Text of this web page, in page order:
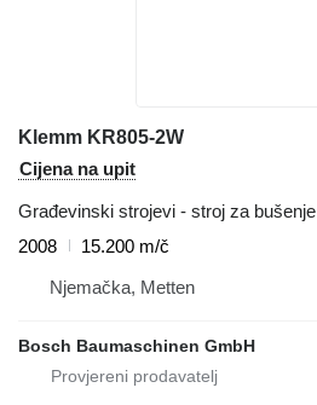
Klemm KR805-2W
Cijena na upit
Građevinski strojevi - stroj za bušenje
2008
15.200 m/č
Njemačka, Metten
Bosch Baumaschinen GmbH